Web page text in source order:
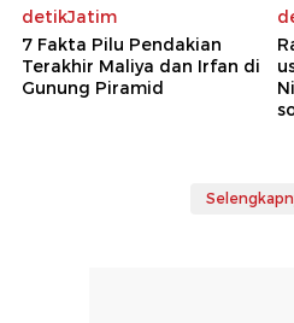
detikJatim
7 Fakta Pilu Pendakian
Terakhir Maliya dan Irfan di
Gunung Piramid